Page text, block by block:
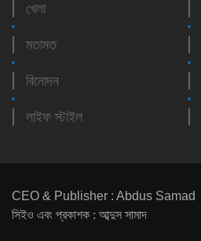
খেলা
মতামত
বিনোদন
লাইফ স্টাইল
CEO & Publisher : Abdus Samad
সিইও এবং প্রকাশক : আব্দুস সামাদ